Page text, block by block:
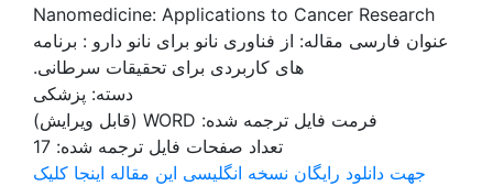
Nanomedicine: Applications to Cancer Research
عنوان فارسی مقاله: از فناوری نانو برای نانو دارو : برنامه
های کاربردی برای تحقیقات سرطانی.
دسته: پزشکی
فرمت فایل ترجمه شده: WORD (قابل ویرایش)
تعداد صفحات فایل ترجمه شده: 17
جهت دانلود رایگان نسخه انگلیسی این مقاله اینجا کلیک